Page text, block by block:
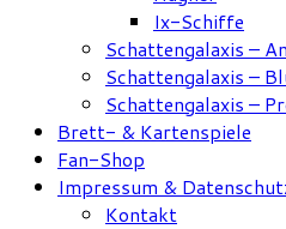
Ix-Schiffe
Schattengalaxis –
Schattengalaxis –
Schattengalaxis –
Brett- & Kartenspiele
Fan-Shop
Impressum &
Kontakt